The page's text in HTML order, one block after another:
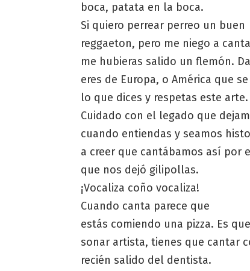
boca, patata en la boca.
Si quiero perrear perreo un buen
reggaeton, pero me niego a
me hubieras salido un flemón.
eres de Europa, o América que
lo que dices y respetas este arte.
Cuidado con el legado que
cuando entiendas y seamos
a creer que cantábamos así por
que nos dejó gilipollas.
¡Vocaliza coño vocaliza!
Cuando canta parece que
estás comiendo una pizza. Es
sonar artista, tienes que cantar
recién salido del dentista.